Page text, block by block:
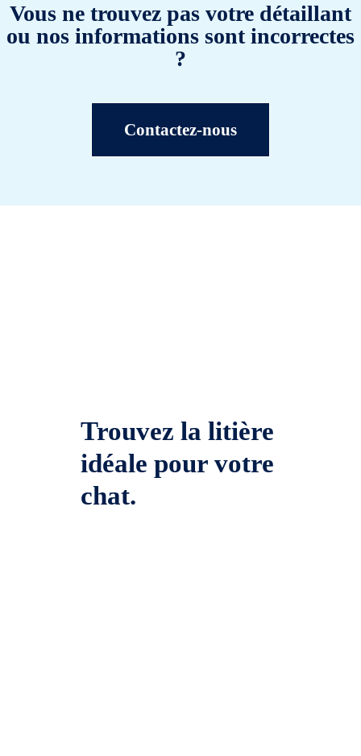
Vous ne trouvez pas votre détaillant
ou nos informations sont incorrectes
?
Contactez-nous
Trouvez la litière
idéale pour votre
chat.